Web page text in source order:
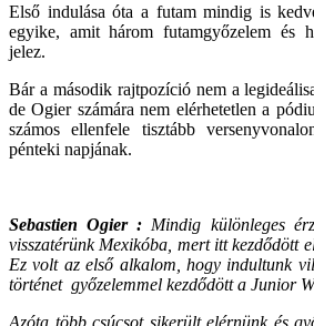
Első indulása óta a futam mindig is
egyike, amit három futamgyőzelem és
jelez.
Bár a második rajtpozíció nem a
de Ogier számára nem elérhetetlen a
számos ellenfele tisztább
pénteki napjának.
Sebastien Ogier : Mindig különleges
visszatérünk Mexikóba, mert itt kezdődött
Ez volt az első alkalom, hogy indultunk
történet győzelemmel kezdődött a Junior
Azóta több csúcsot sikerült elérnünk és